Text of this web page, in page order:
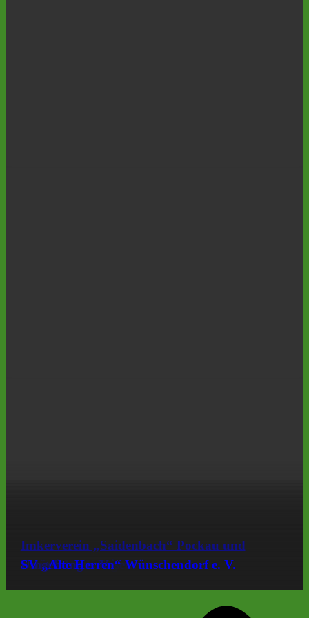
Rundwanderungen
Kantine L. Hunger
natürlich Ihr Friseur
Imkerverein „Saidenbach“ Pockau und
Umgebung e. V.
SV „Alte Herren“ Wünschendorf e. V.